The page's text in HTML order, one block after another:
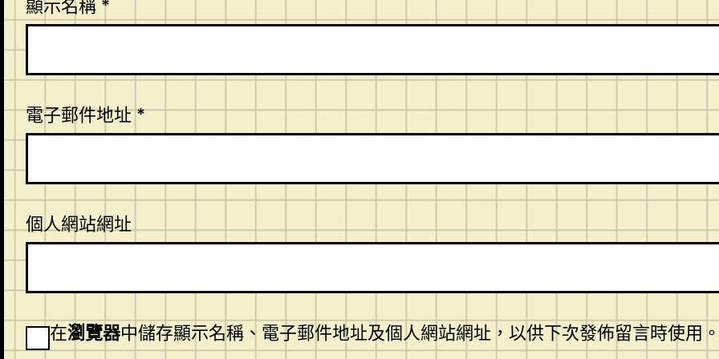
顯示名稱 *
電子郵件地址*
個人網站網址
在瀏覽器中儲存顯示名稱、電子郵件地址及個人網站網址，以供下次發佈留言時使用